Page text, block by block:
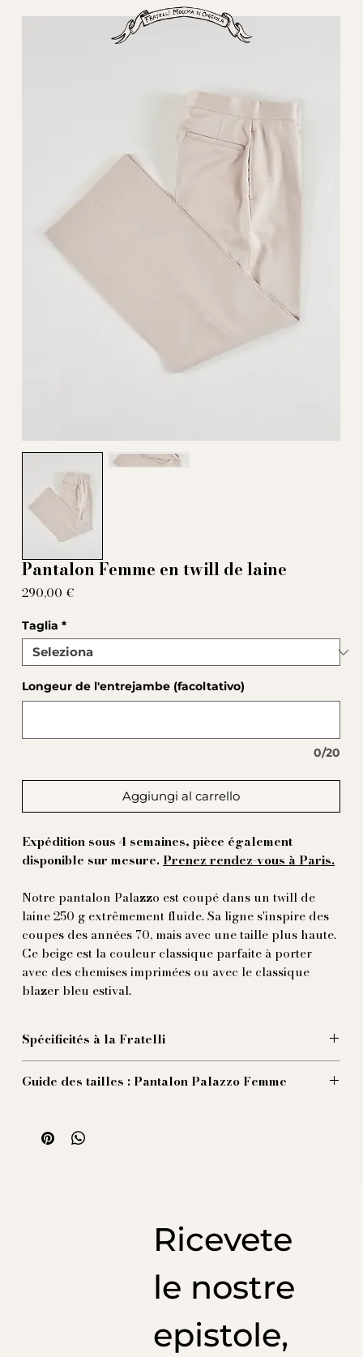
Pantalon Femme en twill de laine
290,00 €
Taglia *
Longeur de l'entrejambe (facoltativo)
0/20
Aggiungi al carrello
Expédition sous 4 semaines, pièce également
disponible sur mesure.Prenez rendez-vous à Paris.
Notre pantalon Palazzo est coupé dans un twill de
laine 250 g extrêmement fluide. Sa ligne s'inspire des
coupes des années 70, mais avec une taille plus haute.
Ce beige est la couleur classique parfaite à porter
avec des chemises imprimées ou avec le classique
blazer bleu estival.
Spécificités à la Fratelli
Bas large de 27 centimetres
Guide des tailles : Pantalon Palazzo Femme
1/2 Ceinture : 39 cm
1/2 Bas : 26 cm
Longueur des jamber conseillée : 73cm
1/2 Ceinture : 43 cm
1/2 Ceinture : 45 cm
Ricevete
le nostre
epistole,